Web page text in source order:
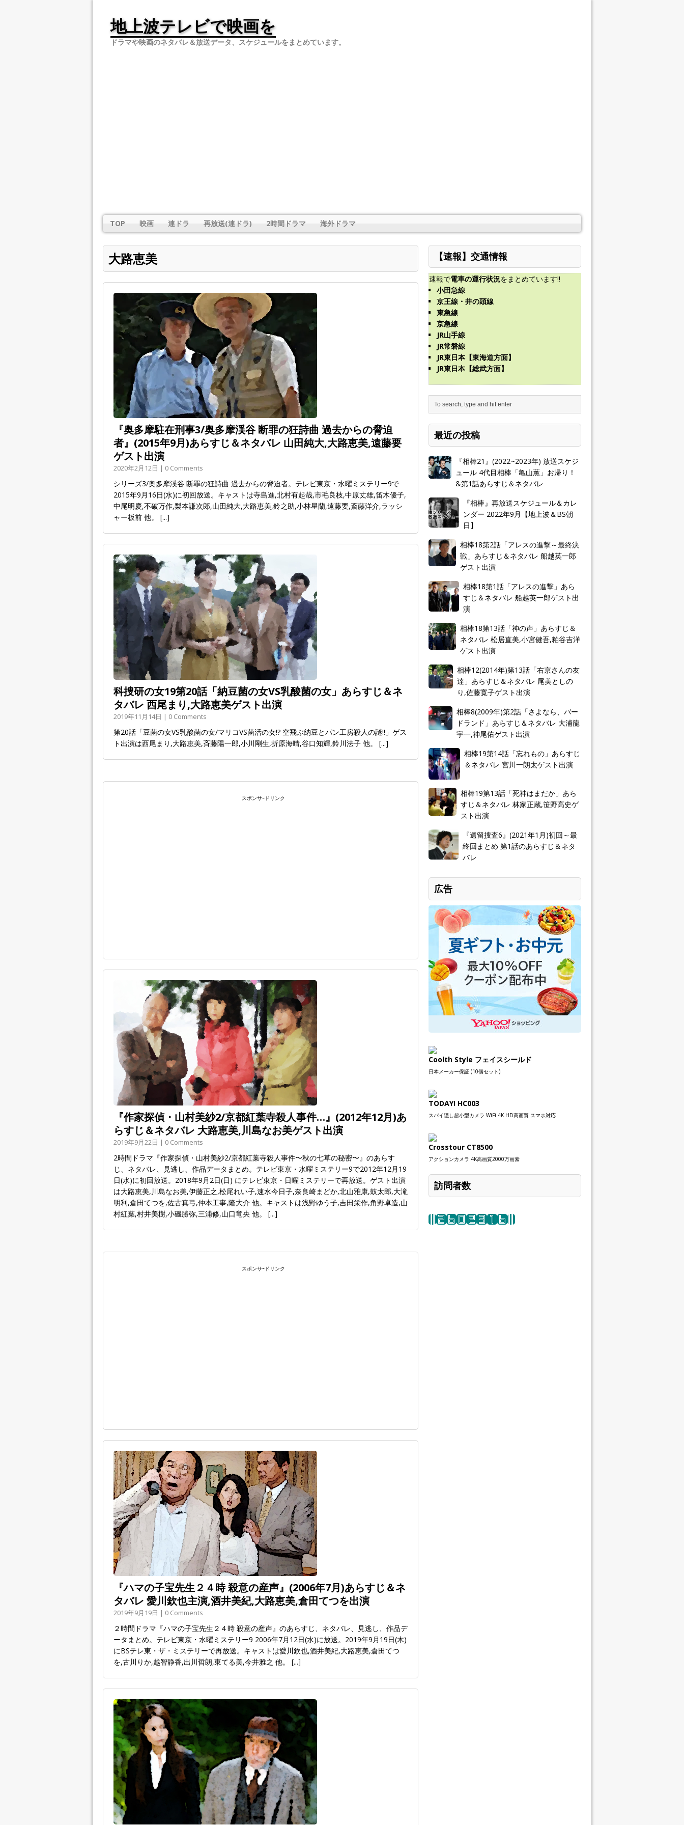
地上波テレビで映画を
ドラマや映画のネタバレ＆放送データ、スケジュールをまとめています。
TOP 映画 連ドラ 再放送(連ドラ) 2時間ドラマ 海外ドラマ
大路恵美
『奥多摩駐在刑事3/奥多摩渓谷 断罪の狂詩曲 過去からの脅迫
者』(2015年9月)あらすじ＆ネタバレ 山田純大,大路恵美,遠藤要
ゲスト出演
2020年2月12日 | 0 Comments
シリーズ3/奥多摩渓谷 断罪の狂詩曲 過去からの脅迫者。テレビ東京・水曜ミステリー9で
2015年9月16日(水)に初回放送。キャストは寺島進,北村有起哉,市毛良枝,中原丈雄,笛木優子,
中尾明慶,不破万作,梨本謙次郎,山田純大,大路恵美,鈴之助,小林星蘭,遠藤要,斎藤洋介,ラッシ
ャー板前 他。 [...]
科捜研の女19第20話「納豆菌の女VS乳酸菌の女」あらすじ＆ネ
タバレ 西尾まり,大路恵美ゲスト出演
2019年11月14日 | 0 Comments
第20話「豆菌の女VS乳酸菌の女/マリコVS菌活の女!? 空飛ぶ納豆とパン工房殺人の謎!!」ゲス
ト出演は西尾まり,大路恵美,斉藤陽一郎,小川剛生,折原海晴,谷口知輝,鈴川法子 他。 [...]
スポンサｰドリンク
『作家探偵・山村美紗2/京都紅葉寺殺人事件…』(2012年12月)あ
らすじ＆ネタバレ 大路恵美,川島なお美ゲスト出演
2019年9月22日 | 0 Comments
2時間ドラマ『作家探偵・山村美紗2/京都紅葉寺殺人事件〜秋の七草の秘密〜』のあらす
じ、ネタバレ、見逃し、作品データまとめ。テレビ東京・水曜ミステリー9で2012年12月19
日(水)に初回放送。2018年9月2日(日) にテレビ東京・日曜ミステリーで再放送。ゲスト出演
は大路恵美,川島なお美,伊藤正之,松尾れい子,速水今日子,奈良崎まどか,北山雅康,鼓太郎,大滝
明利,倉田てつを,佐古真弓,仲本工事,隆大介 他。キャストは浅野ゆう子,吉田栄作,角野卓造,山
村紅葉,村井美樹,小磯勝弥,三浦修,山口竜央 他。 [...]
スポンサｰドリンク
『ハマの子宝先生２４時 殺意の産声』(2006年7月)あらすじ＆ネ
タバレ 愛川欽也主演,酒井美紀,大路恵美,倉田てつを出演
2019年9月19日 | 0 Comments
２時間ドラマ『ハマの子宝先生２４時 殺意の産声』のあらすじ、ネタバレ、見逃し、作品デ
ータまとめ。テレビ東京・水曜ミステリー9 2006年7月12日(水)に放送。2019年9月19日(木)
にBSテレ東・ザ・ミステリーで再放送。キャストは愛川欽也,酒井美紀,大路恵美,倉田てつ
を,古川りか,越智静香,出川哲朗,東てる美,今井雅之 他。 [...]
【速報】交通情報
速報で電車の運行状況をまとめています!!
小田急線
京王線・井の頭線
東急線
京急線
JR山手線
JR常磐線
JR東日本【東海道方面】
JR東日本【総武方面】
最近の投稿
『相棒21』(2022~2023年) 放送スケジ
ュール 4代目相棒「亀山薫」お帰り！
&第1話あらすじ＆ネタバレ
『相棒』再放送スケジュール＆カレ
ンダー 2022年9月【地上波＆BS朝
日】
相棒18第2話「アレスの進撃～最終決
戦」あらすじ＆ネタバレ 船越英一郎
ゲスト出演
相棒18第1話「アレスの進撃」あら
すじ＆ネタバレ 船越英一郎ゲスト出
演
相棒18第13話「神の声」あらすじ＆
ネタバレ 松居直美,小宮健吾,粕谷吉洋
ゲスト出演
相棒12(2014年)第13話「右京さんの友
達」あらすじ＆ネタバレ 尾美としの
り,佐藤寛子ゲスト出演
相棒8(2009年)第2話「さよなら、バー
ドランド」あらすじ＆ネタバレ 大浦龍
宇一,神尾佑ゲスト出演
相棒19第14話「忘れもの」あらすじ
＆ネタバレ 宮川一朗太ゲスト出演
相棒19第13話「死神はまだか」あら
すじ＆ネタバレ 林家正蔵,笹野高史ゲ
スト出演
『遺留捜査6』(2021年1月)初回～最
終回まとめ 第1話のあらすじ＆ネタ
バレ
広告
Coolth Style フェイスシールド
日本メーカー保証 (10個セット)
TODAYI HC003
スパイ隠し超小型カメラ WiFi 4K HD高画質 スマホ対応
Crosstour CT8500
アクションカメラ 4K高画質2000万画素
訪問者数